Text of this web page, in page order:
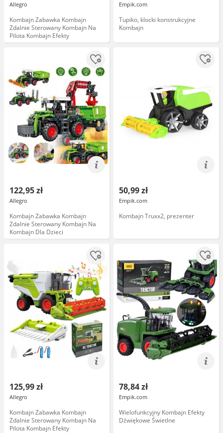
Allegro
Kombajn Zabawka Kombajn
Zdalnie Sterowany Kombajn Na
Pilota Kombajn Efekty
Empik.com
Tupiko, klocki konstrukcyjne
Kombajn
122,95 zł
Allegro
Kombajn Zabawka Kombajn
Zdalnie Sterowany Kombajn Na
Kombajn Dla Dzieci
50,99 zł
Empik.com
Kombajn Truxx2, prezenter
125,99 zł
Allegro
Kombajn Zabawka Kombajn
Zdalnie Sterowany Kombajn Na
Pilota Kombajn Efekty
78,84 zł
Empik.com
Wielofunkcyjny Kombajn Efekty
Dźwiękowe Świetlne